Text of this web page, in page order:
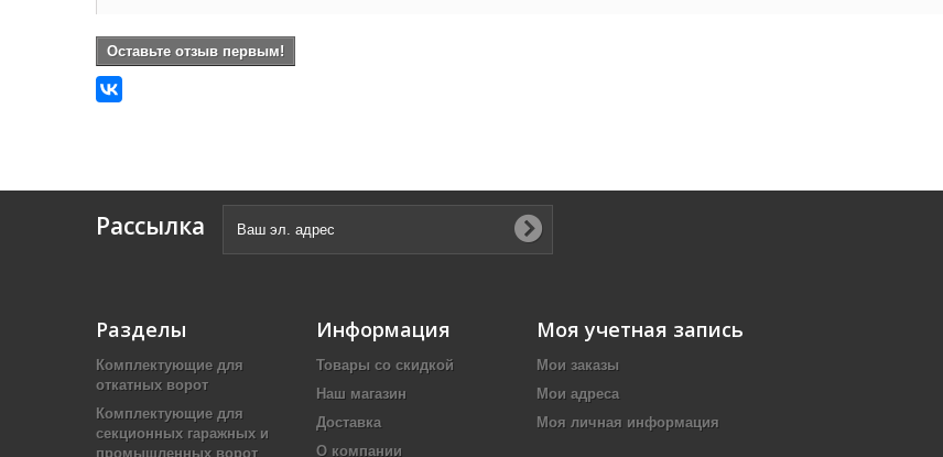
Оставьте отзыв первым!
Рассылка
Разделы
Комплектующие для
откатных ворот
Комплектующие для
секционных гаражных и
промышленных ворот
Информация
Товары со скидкой
Наш магазин
Доставка
О компании
Моя учетная запись
Мои заказы
Мои адреса
Моя личная информация